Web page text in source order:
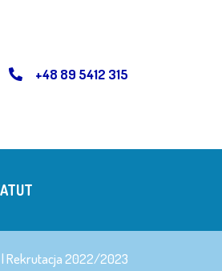
+48 89 5412 315
|Rekrutacja 2022/2023